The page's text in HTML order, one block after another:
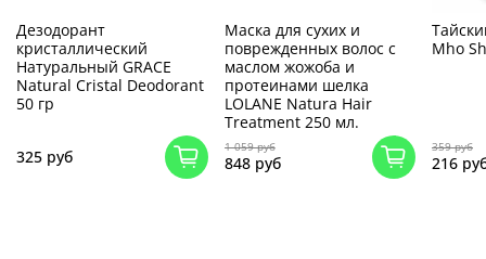
Дезодорант
кристаллический
Натуральный GRACE
Natural Cristal Deodorant
50 гр
325 руб
Маска для сухих и
поврежденных волос с
маслом жожоба и
протеинами шелка
LOLANE Natura Hair
Treatment 250 мл.
1 059 руб
848 руб
Mho
359 руб
216